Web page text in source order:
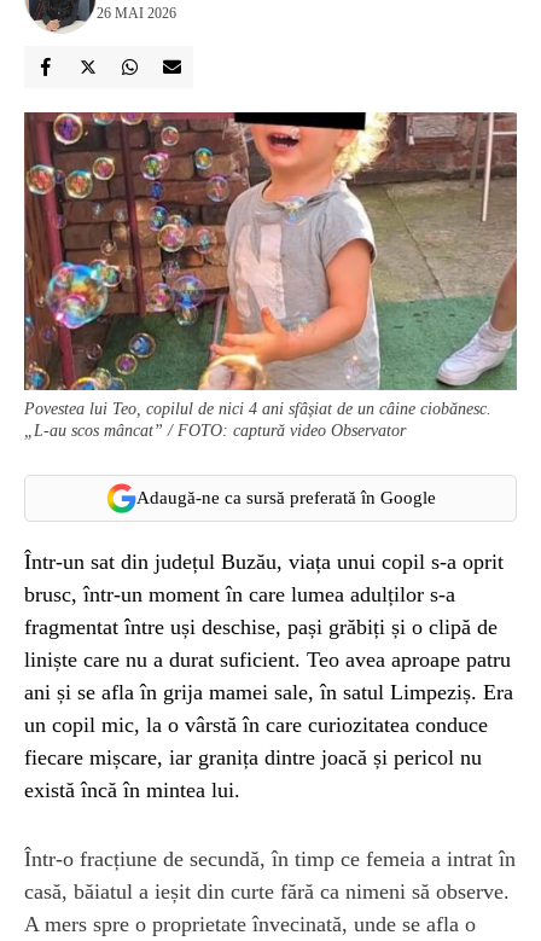
26 MAI 2026
Povestea lui Teo, copilul de nici 4 ani sfâșiat de un câine ciobănesc.
„L-au scos mâncat” / FOTO: captură video Observator
Adaugă-ne ca sursă preferată în Google
Într-un sat din județul Buzău, viața unui copil s-a oprit
brusc, într-un moment în care lumea adulților s-a
fragmentat între uși deschise, pași grăbiți și o clipă de
liniște care nu a durat suficient. Teo avea aproape patru
ani și se afla în grija mamei sale, în satul Limpeziș. Era
un copil mic, la o vârstă în care curiozitatea conduce
fiecare mișcare, iar granița dintre joacă și pericol nu
există încă în mintea lui.
Într-o fracțiune de secundă, în timp ce femeia a intrat în
casă, băiatul a ieșit din curte fără ca nimeni să observe.
A mers spre o proprietate învecinată, unde se afla o